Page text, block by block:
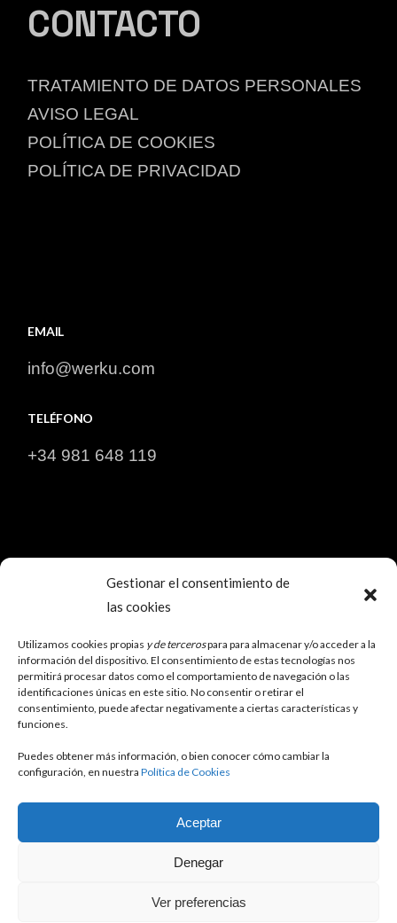
Gestionar el consentimiento de
las cookies
Utilizamos cookies propias y de tercerospara para almacenar y/o acceder a la
información del dispositivo. El consentimiento de estas tecnologías nos
permitirá procesar datos como el comportamiento de navegación o las
identificaciones únicas en este sitio. No consentir o retirar el
consentimiento, puede afectar negativamente a ciertas características y
funciones.
Puedes obtener más información, o bien conocer cómo cambiar la
configuración, en nuestra Política de Cookies
Aceptar
Denegar
Ver preferencias
CONTACTO
TRATAMIENTO DE DATOS PERSONALES
AVISO LEGAL​
POLÍTICA DE COOKIES​
POLÍTICA DE PRIVACIDAD​
EMAIL
info@werku.com
TELÉFONO
+34 981 648 119
OXI...NO